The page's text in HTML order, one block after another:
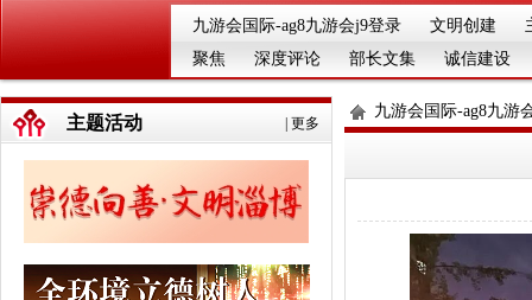
九游会国际-ag8九游会j9登录 文明创建
聚焦
深度评论 部长文集 诚信建设
更多
主题活动
九游会国际-ag8九游